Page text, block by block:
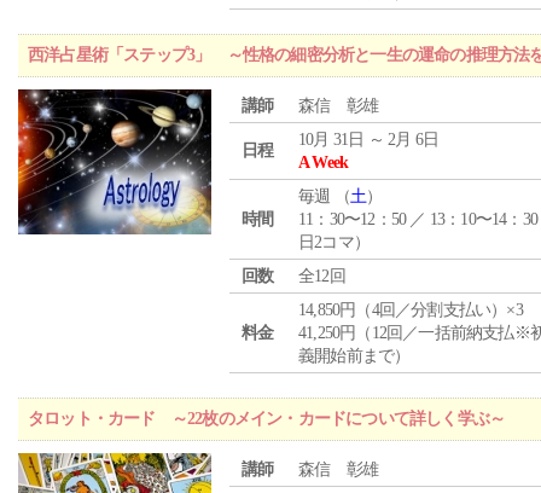
西洋占星術「ステップ3」 ～性格の細密分析と一生の運命の推理方法
講師 森信 彰雄
日程
10月 31日 ～ 2月 6日
A Week
時間
毎週 （土）
11：30〜12：50 ／ 13：10〜14：
日2コマ）
回数
全12回
料金
14,850円（4回／分割支払い）×3
41,250円（12回／一括前納支払※
義開始前まで）
タロット・カード ～22枚のメイン・カードについて詳しく学ぶ～
講師 森信 彰雄